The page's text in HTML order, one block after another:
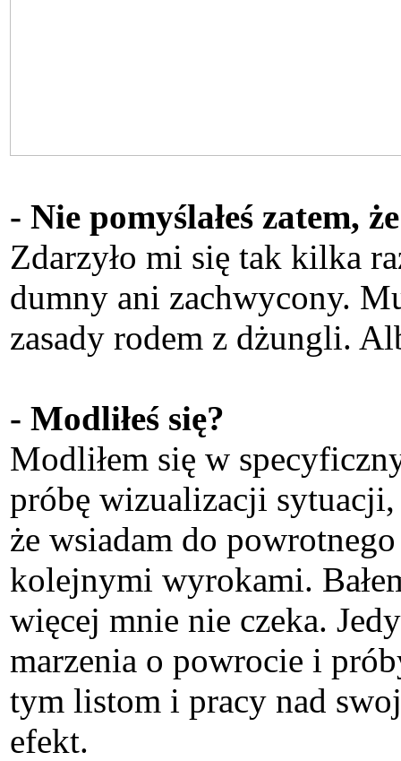
- Nie pomyślałeś zatem,
Zdarzyło mi się tak kilka
dumny ani zachwycony.
zasady rodem z dżungli.
- Modliłeś się?
Modliłem się w
próbę wizualizacji sytuacji,
że wsiadam do
kolejnymi wyrokami.
więcej mnie nie czeka.
marzenia o powrocie i
tym listom i pracy nad
efekt.